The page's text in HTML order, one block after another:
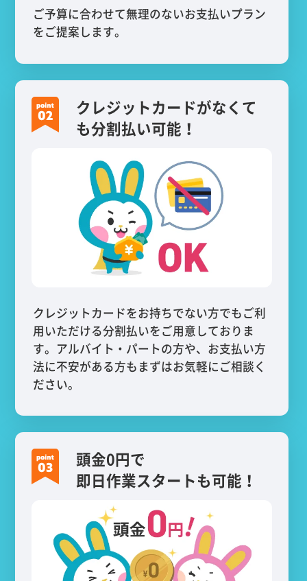
ご予算に合わせて無理のないお支払いプラン
をご提案します。
クレジットカードがなくて
も分割払い可能！
クレジットカードをお持ちでない方でもご利
用いただける分割払いをご用意しておりま
す。アルバイト・パートの方や、お支払い方
法に不安がある方もまずはお気軽にご相談く
ださい。
頭金0円で
即日作業スタートも可能！